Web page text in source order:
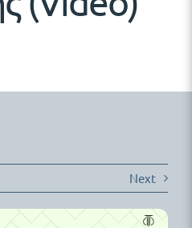
Next